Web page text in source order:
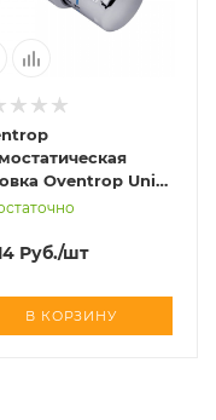
Oventrop Uni
art
Руб./шт
В КОРЗИНУ